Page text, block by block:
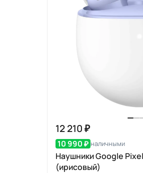
12 210 ₽
10 990 ₽ наличными
Наушники Google
(ирисовый)